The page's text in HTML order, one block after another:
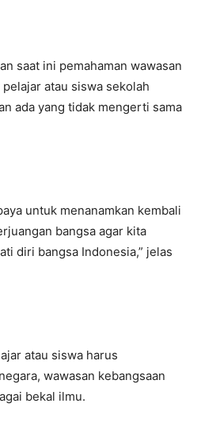
saat ini pemahaman wawasan
atau siswa sekolah
ada yang tidak mengerti sama
untuk menanamkan kembali
bangsa agar kita
diri bangsa Indonesia,” jelas
atau siswa harus
wawasan kebangsaan
bekal ilmu.